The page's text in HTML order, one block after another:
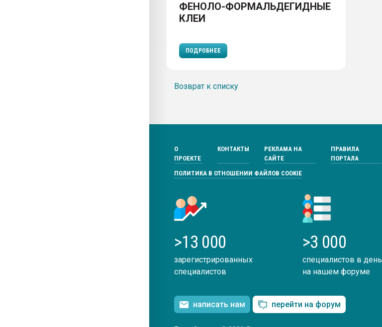
ФЕНОЛО-ФОРМАЛЬДЕГИДНЫЕ
КЛЕИ
ПОДРОБНЕЕ
Возврат к списку
О
ПРОЕКТЕ
КОНТАКТЫ
РЕКЛАМА НА
САЙТЕ
ПРАВИЛА
ПОРТАЛА
ПОЛИТИКА В ОТНОШЕНИИ ФАЙЛОВ COOKIE
>13 000
зарегистрированных
специалистов
>3 000
специалистов в день
на нашем форуме
написать нам перейти на форум